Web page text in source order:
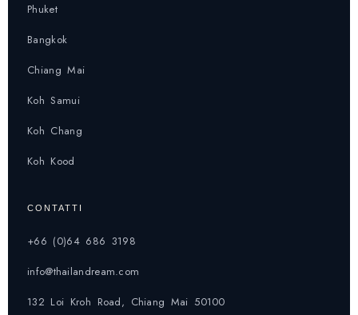
Phuket
Bangkok
Chiang Mai
Koh Samui
Koh Chang
Koh Kood
CONTATTI
+66 (0)64 686 3198
info@thailandream.com
132 Loi Kroh Road, Chiang Mai 50100